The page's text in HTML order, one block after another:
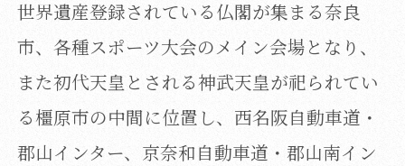
世界遺産登録されている仏閣が集まる奈良
市、各種スポーツ大会のメイン会場となり、
また初代天皇とされる神武天皇が祀られてい
る橿原市の中間に位置し、 西名阪自動車道・
郡山インター、京奈和自動車道・郡山南イン